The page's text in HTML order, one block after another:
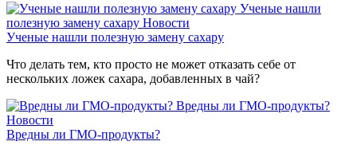
Ученые нашли
полезную замену сахару Новости
Ученые нашли полезную замену сахару
Что делать тем, кто просто не может отказать себе от
нескольких ложек сахара, добавленных в чай?
Вредны ли ГМО-продукты?
Новости
Вредны ли ГМО-продукты?